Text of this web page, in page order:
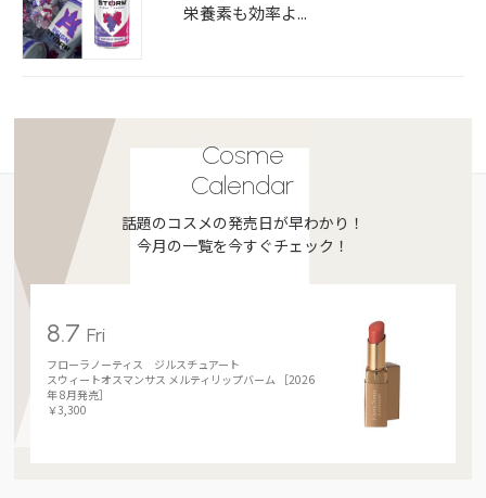
栄養素も効率よ...
Cosme
Calendar
話題のコスメの発売日が早わかり！
今月の一覧を今すぐチェック！
8.7Fri
フローラノーティス ジルスチュアート
スウィートオスマンサス メルティリップバーム ［2026
年 8月発売］
￥3,300